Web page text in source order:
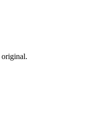
original.